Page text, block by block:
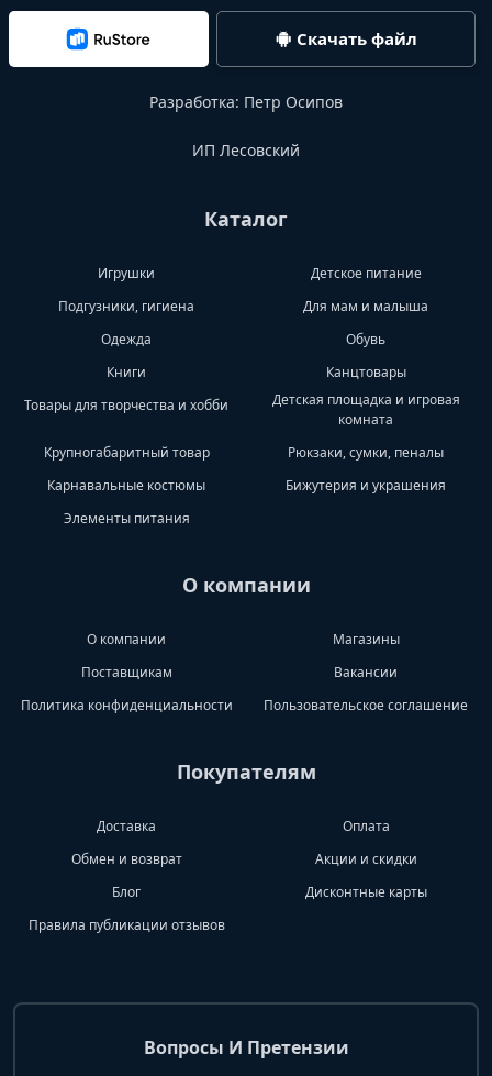
Скачать файл
Разработка: Петр Осипов
ИП Лесовский
Каталог
Игрушки
Детское питание
Подгузники, гигиена
Для мам и малыша
Одежда
Обувь
Книги
Канцтовары
Товары для творчества и хобби
Детская площадка и игровая
комната
Крупногабаритный товар
Рюкзаки, сумки, пеналы
Карнавальные костюмы
Бижутерия и украшения
Элементы питания
О компании
О компании
Магазины
Поставщикам
Вакансии
Политика конфиденциальности
Пользовательское соглашение
Покупателям
Доставка
Оплата
Обмен и возврат
Акции и скидки
Блог
Дисконтные карты
Правила публикации отзывов
Вопросы И Претензии